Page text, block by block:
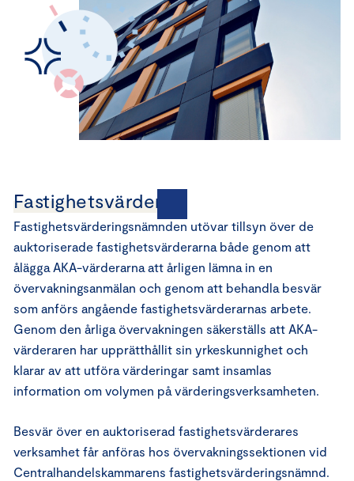
Fastighetsvärdering
Fastighetsvärderingsnämnden utövar tillsyn över de
auktoriserade fastighetsvärderarna både genom att
ålägga AKA-värderarna att årligen lämna in en
övervakningsanmälan och genom att behandla besvär
som anförs angående fastighetsvärderarnas arbete.
Genom den årliga övervakningen säkerställs att AKA-
värderaren har upprätthållit sin yrkeskunnighet och
klarar av att utföra värderingar samt insamlas
information om volymen på värderingsverksamheten.
Besvär över en auktoriserad fastighetsvärderares
verksamhet får anföras hos övervakningssektionen vid
Centralhandelskammarens fastighetsvärderingsnämnd.